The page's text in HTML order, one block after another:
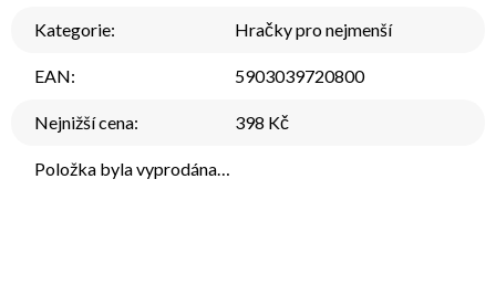
Kategorie: Hračky pro nejmenší
EAN: 5903039720800
Nejnižší cena: 398 Kč
Položka byla vyprodána…